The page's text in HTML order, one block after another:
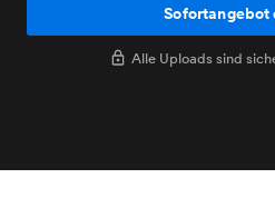
Sofortangebot
Alle Uploads sind